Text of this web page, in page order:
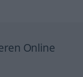
Online